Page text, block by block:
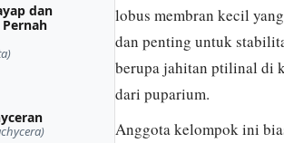
dan
lobus membran kecil
dan penting untuk
berupa jahitan ptilinal di
dari puparium.
Anggota kelompok ini